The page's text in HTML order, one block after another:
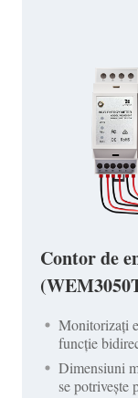
Contor de
Monitorizați
funcție
Dimensiuni
se potrivește